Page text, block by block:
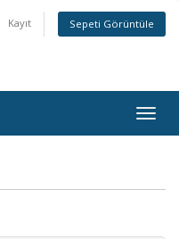
Kayıt Sepeti Görüntüle